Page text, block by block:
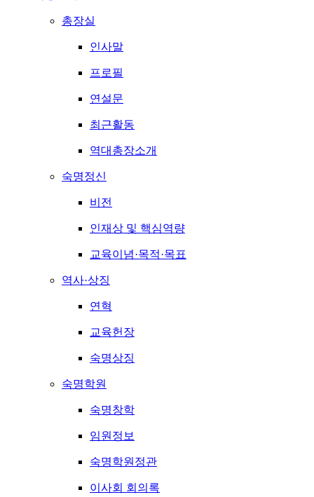
총장실
인사말
프로필
연설문
최근활동
역대총장소개
숙명정신
비전
인재상 및 핵심역량
교육이념·목적·목표
역사·상징
연혁
교육헌장
숙명상징
숙명학원
숙명창학
임원정보
숙명학원정관
이사회 회의록